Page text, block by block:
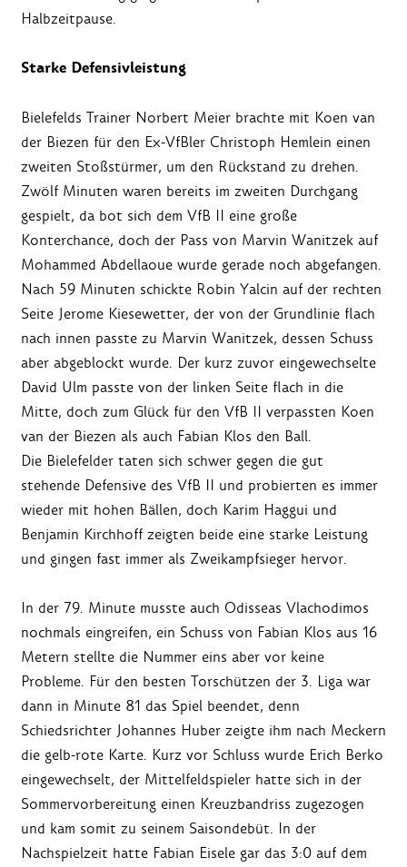
Halbzeitpause.
Starke Defensivleistung
Bielefelds Trainer Norbert Meier brachte mit Koen van
der Biezen für den Ex-VfBler Christoph Hemlein einen
zweiten Stoßstürmer, um den Rückstand zu drehen.
Zwölf Minuten waren bereits im zweiten Durchgang
gespielt, da bot sich dem VfB II eine große
Konterchance, doch der Pass von Marvin Wanitzek auf
Mohammed Abdellaoue wurde gerade noch abgefangen.
Nach 59 Minuten schickte Robin Yalcin auf der rechten
Seite Jerome Kiesewetter, der von der Grundlinie flach
nach innen passte zu Marvin Wanitzek, dessen Schuss
aber abgeblockt wurde. Der kurz zuvor eingewechselte
David Ulm passte von der linken Seite flach in die
Mitte, doch zum Glück für den VfB II verpassten Koen
van der Biezen als auch Fabian Klos den Ball.
Die Bielefelder taten sich schwer gegen die gut
stehende Defensive des VfB II und probierten es immer
wieder mit hohen Bällen, doch Karim Haggui und
Benjamin Kirchhoff zeigten beide eine starke Leistung
und gingen fast immer als Zweikampfsieger hervor.
In der 79. Minute musste auch Odisseas Vlachodimos
nochmals eingreifen, ein Schuss von Fabian Klos aus 16
Metern stellte die Nummer eins aber vor keine
Probleme. Für den besten Torschützen der 3. Liga war
dann in Minute 81 das Spiel beendet, denn
Schiedsrichter Johannes Huber zeigte ihm nach Meckern
die gelb-rote Karte. Kurz vor Schluss wurde Erich Berko
eingewechselt, der Mittelfeldspieler hatte sich in der
Sommervorbereitung einen Kreuzbandriss zugezogen
und kam somit zu seinem Saisondebüt. In der
Nachspielzeit hatte Fabian Eisele gar das 3:0 auf dem